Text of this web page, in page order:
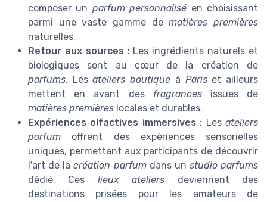
composer un parfum personnalisé en choisissant
parmi une vaste gamme dematières premières
naturelles.
Retour aux sources :Les ingrédients naturels et
biologiques sont au cœur de la création de
parfums. Lesateliers boutique à Pariset ailleurs
mettent en avant des fragrancesissues de
matières premières locales et durables.
Expériences olfactives immersives : Lesateliers
parfum offrent des expériences sensorielles
uniques, permettant aux participants de découvrir
l'art de lacréation parfumdans un studio parfums
dédié. Ces lieux ateliers deviennent des
destinations prisées pour les amateurs de